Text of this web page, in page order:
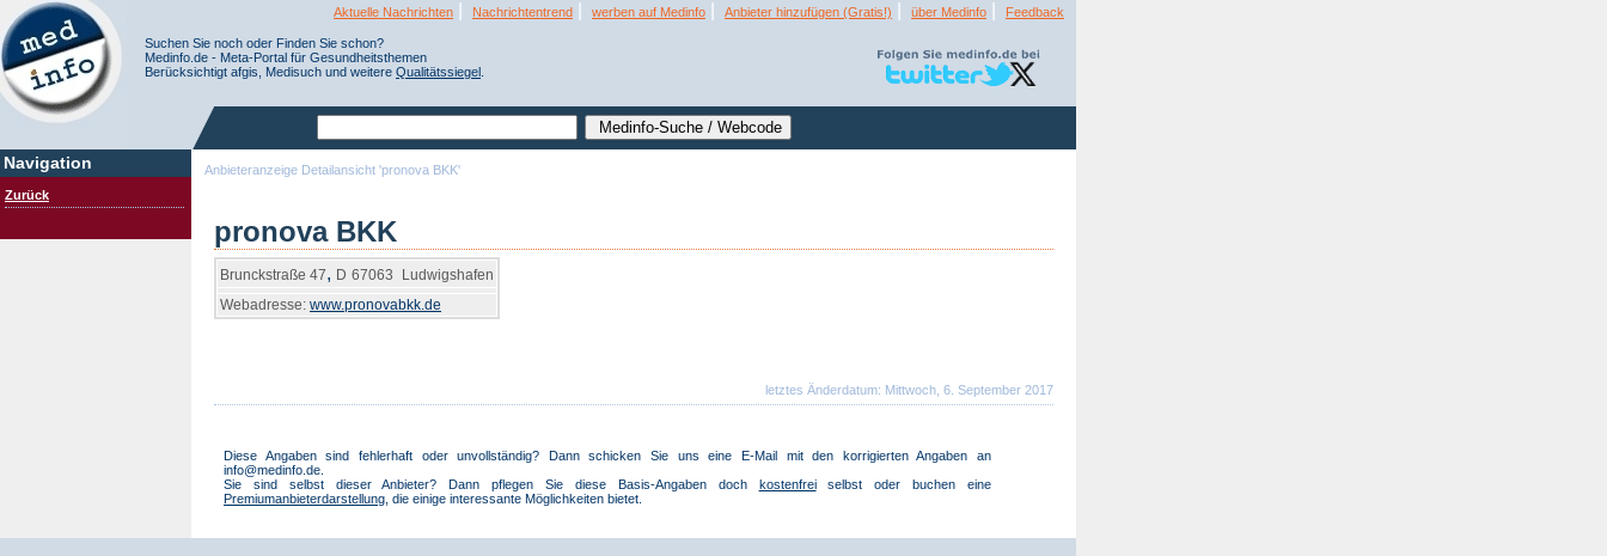
Navigation
Zurück
Aktuelle Nachrichten Nachrichtentrend werben auf Medinfo Anbieter hinzufügen (Gratis!) über Medinfo Feedback
Suchen Sie noch oder Finden Sie schon?
Medinfo.de - Meta-Portal für Gesundheitsthemen
Berücksichtigt afgis, Medisuch und weitere Qualitätssiegel
Anbieteranzeige Detailansicht 'pronova BKK'
pronova BKK
Brunckstraße 47, D 67063
Ludwigshafen
Webadresse: www.pronovabkk.de
letztes Änderdatum: Mittwoch, 6. September 2017
Diese Angaben sind fehlerhaft oder unvollständig? Dann schicken Sie uns eine E-Mail mit den korrigierten Angaben an
info@medinfo.de.
Sie sind selbst dieser Anbieter? Dann pflegen Sie diese Basis-Angaben doch kostenfreiselbst oder buchen eine
Premiumanbieterdarstellung , die einige interessante Möglichkeiten bietet.